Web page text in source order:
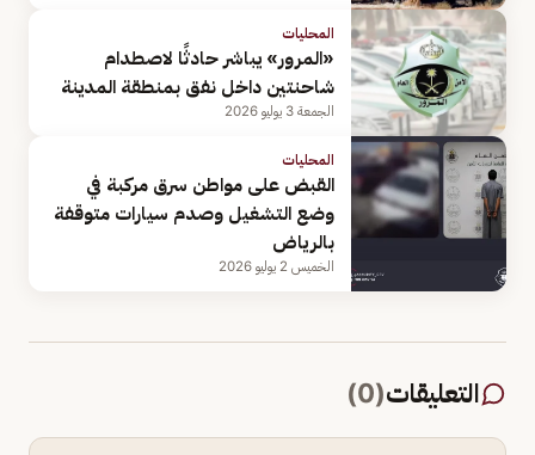
المحليات
«المرور» يباشر حادثًا لاصطدام
شاحنتين داخل نفق بمنطقة المدينة
الجمعة 3 يوليو 2026
المحليات
القبض على مواطن سرق مركبة في
وضع التشغيل وصدم سيارات متوقفة
بالرياض
الخميس 2 يوليو 2026
التعليقات(
0
)